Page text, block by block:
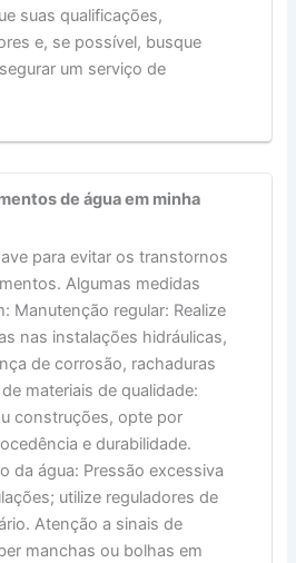
suas qualificações,
e, se possível, busque
um serviço de
de água em minha
para evitar os transtornos
Algumas medidas
Manutenção regular: Realize
nas instalações hidráulicas,
de corrosão, rachaduras
materiais de qualidade:
construções, opte por
e durabilidade.
da água: Pressão excessiva
utilize reguladores de
Atenção a sinais de
manchas ou bolhas em